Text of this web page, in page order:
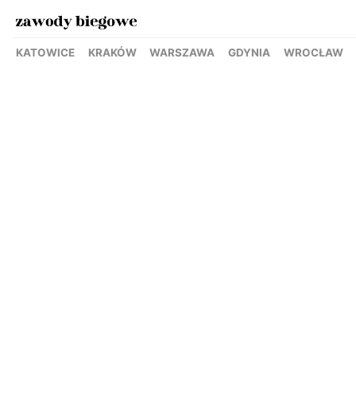
KATOWICE KRAKÓW WARSZAWA GDYNIA WROCŁAW